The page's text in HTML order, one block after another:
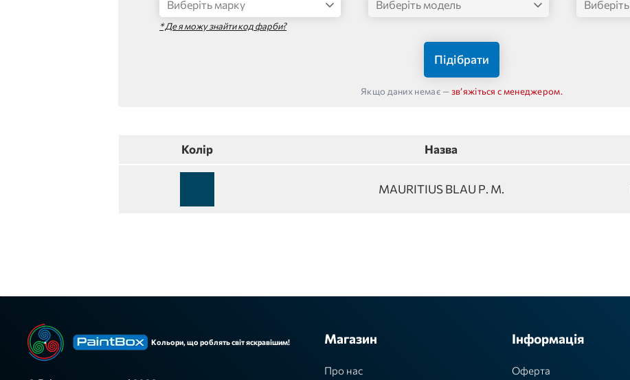
* Де я можу знайти код фарби?
Підібрати
Якщо даних немає —звʼяжіться с менеджером.
Колір Назва
MAURITIUS BLAU P. M.
Кольори, що роблять світ яскравішим! Магазин
Про нас
Інформація
Оферта